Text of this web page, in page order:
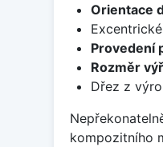
Orientace
Provedení
Rozměr
Dřez z
kompozitního